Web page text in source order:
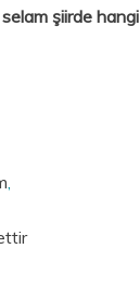
şiirde
,